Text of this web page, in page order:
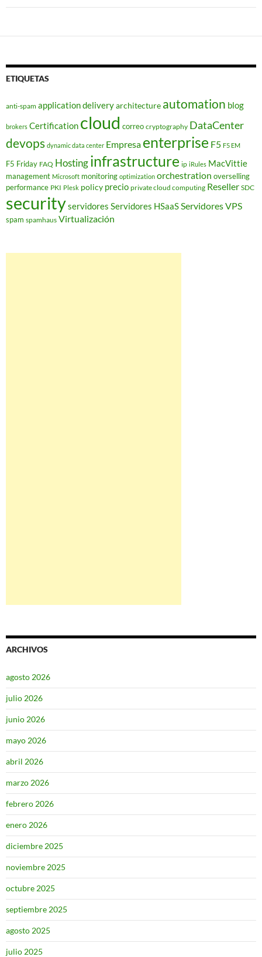
ETIQUETAS
anti-spam application deliveryarchitecture automation blog
brokers Certification cloud correo cryptography DataCenter
devops dynamic data center Empresa enterprise F5 F5 EM
F5 Friday FAQ Hostinginfrastructure ip iRules MacVittie
management Microsoft monitoring optimization orchestration overselling
performance PKI Plesk policy precio private cloud computing Reseller SDC
securityservidores Servidores HSaaSServidores VPS
spam spamhaus Virtualización
ARCHIVOS
agosto 2026
julio 2026
junio 2026
mayo 2026
abril 2026
marzo 2026
febrero 2026
enero 2026
diciembre 2025
noviembre 2025
octubre 2025
septiembre 2025
agosto 2025
julio 2025